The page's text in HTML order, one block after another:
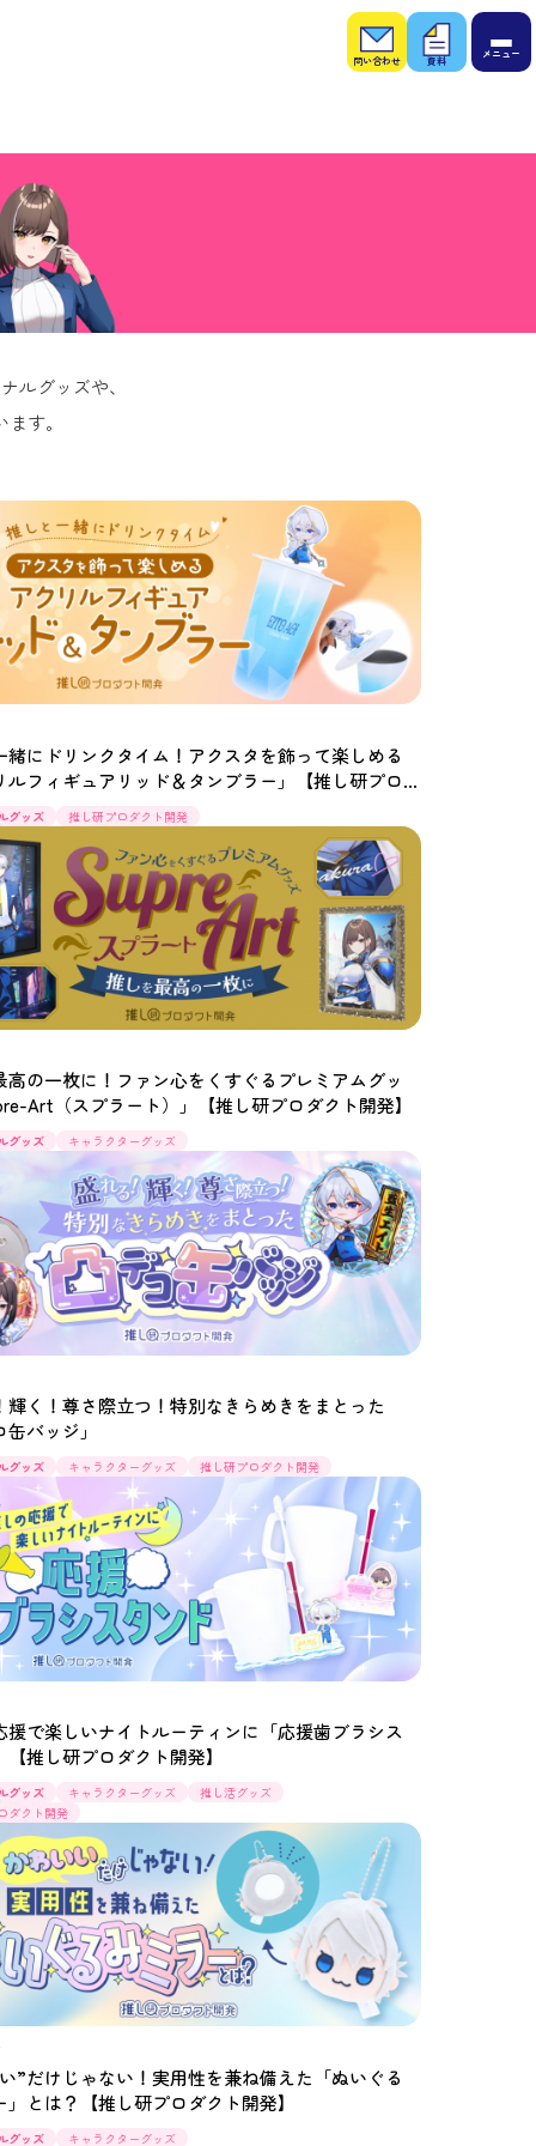
お問
い合
わせ
お役
立ち
資料
ルグッズや、
す。
緒にドリンクタイム！アクスタを飾って楽しめる
ルフィギュアリッド＆タンブラー」【推し研プロ
発】
グッズ 推し研プロダクト開発
高の一枚に！ファン心をくすぐるプレミアムグッ
Art（スプラート）」【推し研プロダクト開発】
グッズ キャラクターグッズ
輝く！尊さ際立つ！特別なきらめきをまとった
バッジ」
グッズ キャラクターグッズ 推し研プロダクト開発
援で楽しいナイトルーティンに「応援歯ブラシス
推し研プロダクト開発】
グッズ キャラクターグッズ
推し活グッズ
ダクト開発
”だけじゃない！実用性を兼ね備えた「ぬいぐる
」とは？【推し研プロダクト開発】
グッズ キャラクターグッズ